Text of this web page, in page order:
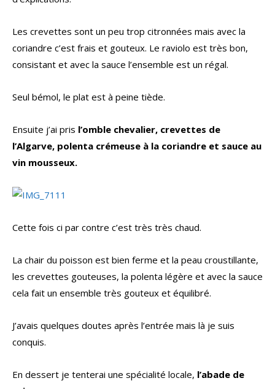
Les crevettes sont un peu trop citronnées mais avec la
coriandre c’est frais et gouteux. Le raviolo est très bon,
consistant et avec la sauce l’ensemble est un régal.
Seul bémol, le plat est à peine tiède.
Ensuite j’ai pris l’omble chevalier, crevettes de
l’Algarve, polenta crémeuse à la coriandre et sauce au
vin mousseux.
Cette fois ci par contre c’est très très chaud.
La chair du poisson est bien ferme et la peau croustillante,
les crevettes gouteuses, la polenta légère et avec la sauce
cela fait un ensemble très gouteux et équilibré.
J’avais quelques doutes après l’entrée mais là je suis
conquis.
En dessert je tenterai une spécialité locale, l’abade de